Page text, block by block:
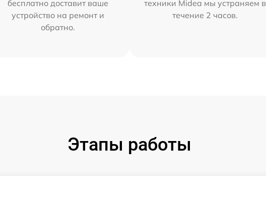
бесплатно доставит ваше
устройство на ремонт и
обратно.
техники Midea мы устраняем в
течение 2 часов.
Этапы работы